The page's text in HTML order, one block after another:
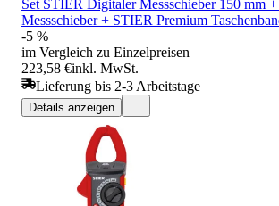
Set STIER Digitaler Messschieber 150 mm
Messschieber + STIER Premium
-5 %
im Vergleich zu Einzelpreisen
223,58 €inkl. MwSt.
Lieferung bis 2-3 Arbeitstage
Details anzeigen